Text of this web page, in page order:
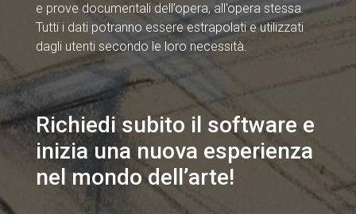
e prove documentali dell’opera, all’opera stessa.
Tutti i dati potranno essere estrapolati e utilizzati
dagli utenti secondo le loro necessità.
Richiedi subito il software e
inizia una nuova esperienza
nel mondo dell’arte!